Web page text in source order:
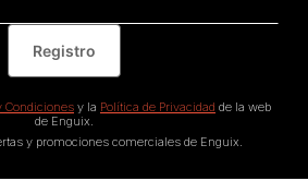
Condicionesy la Política de Privacidad de la web
de Enguix.
y promociones comerciales de Enguix.